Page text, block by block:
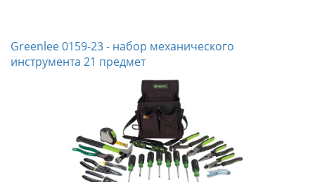
Greenlee 0159-23 - набор механического
инструмента 21 предмет